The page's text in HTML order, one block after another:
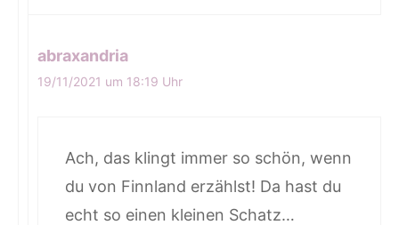
abraxandria
19/11/2021 um 18:19 Uhr
Ach, das klingt immer so schön, wenn
du von Finnland erzählst! Da hast du
echt so einen kleinen Schatz…